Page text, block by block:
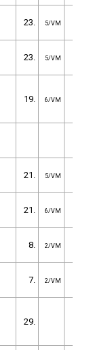
23. 5/VM
23. 5/VM
19. 6/VM
21. 5/VM
21. 6/VM
8. 2/VM
7. 2/VM
29.